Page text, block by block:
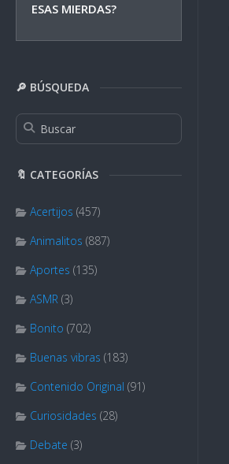
ESAS MIERDAS?
🔎 BÚSQUEDA
🔖 CATEGORÍAS
Acertijos (457)
Animalitos (887)
Aportes (135)
ASMR (3)
Bonito (702)
Buenas vibras (183)
Contenido Original (91)
Curiosidades (28)
Debate (3)